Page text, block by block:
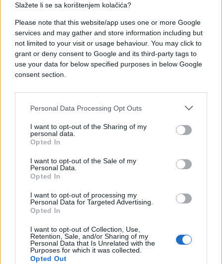
Slažete li se sa korištenjem kolačića?
Please note that this website/app uses one or more Google
services and may gather and store information including but
not limited to your visit or usage behaviour. You may click to
grant or deny consent to Google and its third-party tags to
use your data for below specified purposes in below Google
consent section.
Personal Data Processing Opt Outs
I want to opt-out of the Sharing of my
personal data.
Opted In
I want to opt-out of the Sale of my
Personal Data.
Opted In
I want to opt-out of processing my
Personal Data for Targeted Advertising.
Opted In
I want to opt-out of Collection, Use,
Retention, Sale, and/or Sharing of my
Personal Data that Is Unrelated with the
Purposes for which it was collected.
Opted Out
ko obraća pažnju, a to su tople ravne površine.
Betonske ploče, crne folije, stari limovi i naslagane
cigle danju upiju toplotu, a uveče zrače. Zmija će tu
doći da se grije.
Ako uz to imate i rupu u temelju ili pukotinu u zidu,
Pukotine u zidu šire od 1 cm
Prostor ispod drvenih terasa
Neuredne kompostane bez poklopca
Internet je prepun mitova o bijelom luku i naftalinu.
Realnost je prizemnija. Zmije ne podnose otvoren,
čist i suv prostor bez plijena.
Najbolji „sprej“ protiv njih je grabulja i kosilica.
Kosite travu na 5 do 7 cm, ne više
Zatvarajte kante za smeće poklopcem
Skupljajte palo voće svaki drugi dan